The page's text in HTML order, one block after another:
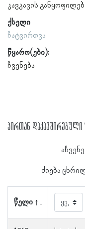
კავკავის
ქსელი
ჩატვირთვა
წყარო(ები):
ჩვენება
პირთან
აჩვენე
ძიება
წელი